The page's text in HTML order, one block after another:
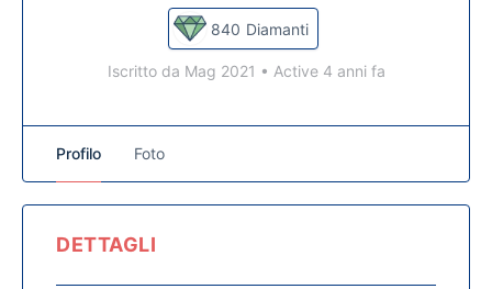
840 Diamanti
Iscritto da Mag 2021 • Active 4 anni fa
Profilo Foto
DETTAGLI